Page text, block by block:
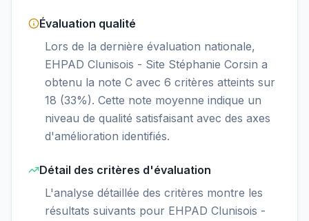
Évaluation qualité
Lors de la dernière évaluation nationale,
EHPAD Clunisois - Site Stéphanie Corsin a
obtenu la note C avec 6 critères atteints sur
18 (33%). Cette note moyenne indique un
niveau de qualité satisfaisant avec des axes
d'amélioration identifiés.
Détail des critères d'évaluation
L'analyse détaillée des critères montre les
résultats suivants pour EHPAD Clunisois -